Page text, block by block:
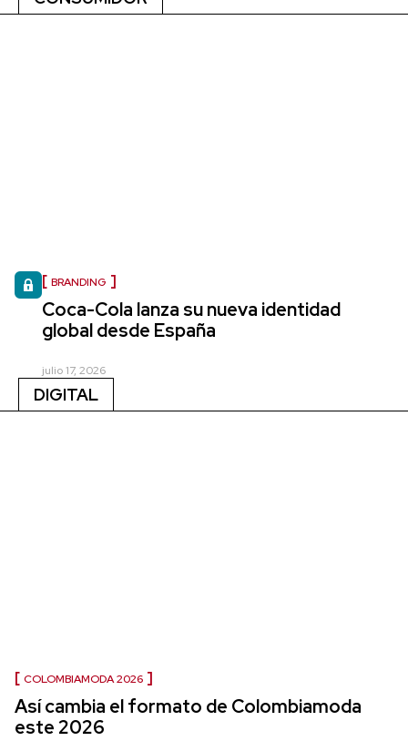
BRANDING
Coca-Cola lanza su nueva identidad
global desde España
julio 17, 2026
DIGITAL
COLOMBIAMODA 2026
Así cambia el formato de Colombiamoda
este 2026